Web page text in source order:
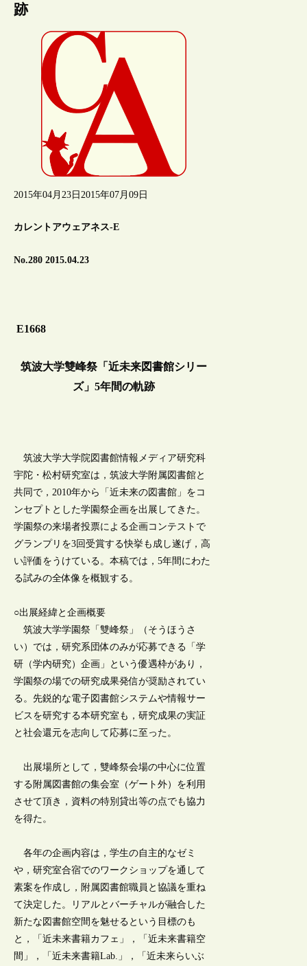
跡
2015年04月23日 2015年07月09日
カレントアウェアネス-E
No.280 2015.04.23
E1668
筑波大学雙峰祭「近未来図書館シリー
ズ」5年間の軌跡
筑波大学大学院図書館情報メディア研究科
宇陀・松村研究室は，筑波大学附属図書館と
共同で，2010年から「近未来の図書館」をコ
ンセプトとした学園祭企画を出展してきた。
学園祭の来場者投票による企画コンテストで
グランプリを3回受賞する快挙も成し遂げ，高
い評価をうけている。本稿では，5年間にわた
る試みの全体像を概観する。
○出展経緯と企画概要
筑波大学学園祭「雙峰祭」（そうほうさ
い）では，研究系団体のみが応募できる「学
研（学内研究）企画」という優遇枠があり，
学園祭の場での研究成果発信が奨励されてい
る。先鋭的な電子図書館システムや情報サー
ビスを研究する本研究室も，研究成果の実証
と社会還元を志向して応募に至った。
出展場所として，雙峰祭会場の中心に位置
する附属図書館の集会室（ゲート外）を利用
させて頂き，資料の特別貸出等の点でも協力
を得た。
各年の企画内容は，学生の自主的なゼミ
や，研究室合宿でのワークショップを通して
素案を作成し，附属図書館職員と協議を重ね
て決定した。リアルとバーチャルが融合した
新たな図書館空間を魅せるという目標のも
と，「近未来書籍カフェ」，「近未来書籍空
間」，「近未来書籍Lab.」，「近未来らいぶ